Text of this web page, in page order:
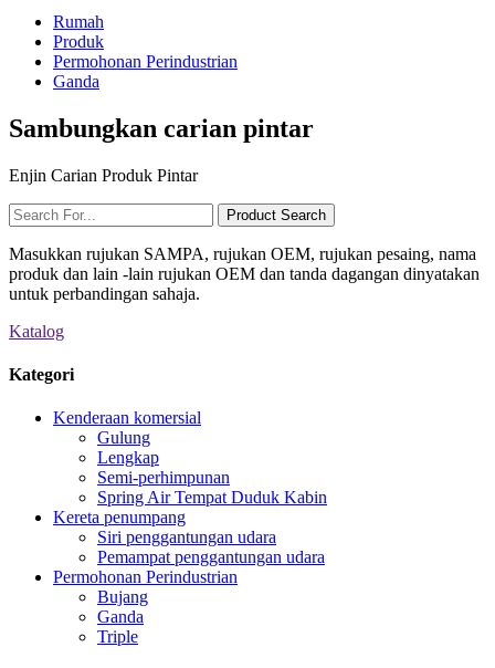
Rumah
Produk
Permohonan Perindustrian
Ganda
Sambungkan carian pintar
Enjin Carian Produk Pintar
Masukkan rujukan SAMPA, rujukan OEM, rujukan pesaing, nama
produk dan lain -lain rujukan OEM dan tanda dagangan dinyatakan
untuk perbandingan sahaja.
Katalog
Kategori
Kenderaan komersial
Gulung
Lengkap
Semi-perhimpunan
Spring Air Tempat Duduk Kabin
Kereta penumpang
Siri penggantungan udara
Pemampat penggantungan udara
Permohonan Perindustrian
Bujang
Ganda
Triple